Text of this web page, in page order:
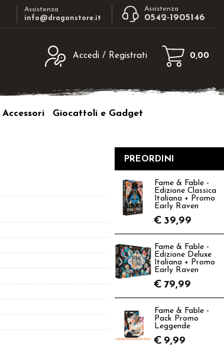
Assistenza
info@dragonstore.it
Assistenza
0542-1905146
Accedi / Registrati
sul
sito clicca sul pulsante "Registrati"
0,00
Accessori
Giocattoli e Gadget
PREORDINI
Fame & Fable -
Edizione Classica
Italiana + Promo
Early Raven
€ 39,99
Fame & Fable -
Edizione Deluxe
Italiana + Promo
Early Raven
€ 79,99
Fame & Fable -
Pack Promo
Leggende
€ 9,99